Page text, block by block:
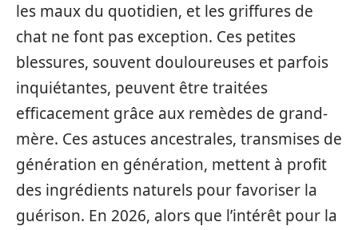
les maux du quotidien, et les griffures de
chat ne font pas exception. Ces petites
blessures, souvent douloureuses et parfois
inquiétantes, peuvent être traitées
efficacement grâce aux remèdes de grand-
mère. Ces astuces ancestrales, transmises de
génération en génération, mettent à profit
des ingrédients naturels pour favoriser la
guérison. En 2026, alors que l’intérêt pour la